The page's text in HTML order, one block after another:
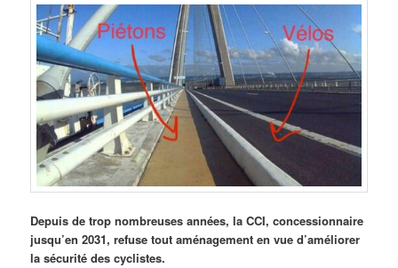
Depuis de trop nombreuses années, la CCI, concessionnaire
jusqu’en 2031, refuse tout aménagement en vue d’améliorer
la sécurité des cyclistes.